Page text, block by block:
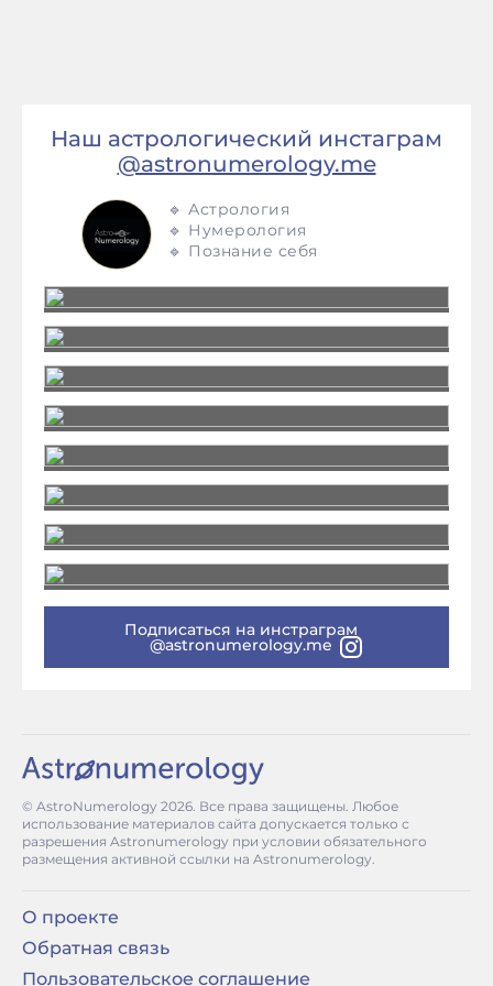
Наш астрологический инстаграм
@astronumerology.me
🔹 Астрология
🔹 Нумерология
🔹 Познание себя
Подписаться на инстраграм
@astronumerology.me
© AstroNumerology 2026. Все права защищены. Любое
использование материалов сайта допускается только с
разрешения Astronumerology при условии обязательного
размещения активной ссылки на Astronumerology.
О проекте
Обратная связь
Пользовательское соглашение